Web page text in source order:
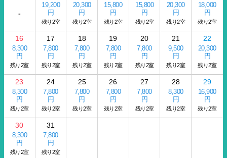
-
19,200
円
残り2室
20,300
円
残り2室
15,800
円
残り2室
15,800
円
残り2室
20,300
円
残り2室
18,000
円
残り2室
16
8,300
円
残り2室
17
7,800
円
残り2室
18
7,800
円
残り2室
19
7,800
円
残り2室
20
7,800
円
残り2室
21
9,500
円
残り2室
22
20,300
円
残り2室
23
8,300
円
残り2室
24
7,800
円
残り2室
25
7,800
円
残り2室
26
7,800
円
残り2室
27
7,800
円
残り2室
28
8,300
円
残り2室
29
16,900
円
残り2室
30
8,300
円
残り2室
31
7,800
円
残り2室